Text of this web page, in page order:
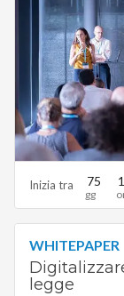
Inizia tra 75
WHITEPAPER
legge